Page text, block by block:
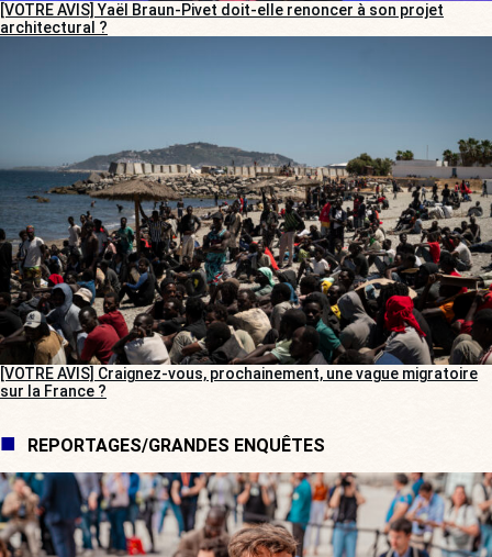
[VOTRE AVIS] Yaël Braun-Pivet doit-elle renoncer à son projet
architectural ?
[VOTRE AVIS] Craignez-vous, prochainement, une vague migratoire
sur la France ?
REPORTAGES/GRANDES ENQUÊTES